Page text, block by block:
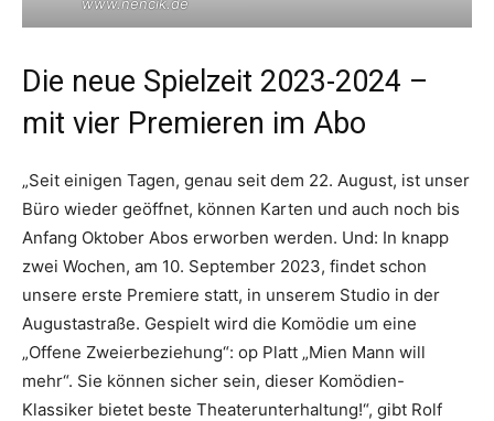
Die neue Spielzeit 2023-2024 –
mit vier Premieren im Abo
„Seit einigen Tagen, genau seit dem 22. August, ist unser
Büro wieder geöffnet, können Karten und auch noch bis
Anfang Oktober Abos erworben werden. Und: In knapp
zwei Wochen, am 10. September 2023, findet schon
unsere erste Premiere statt, in unserem Studio in der
Augustastraße. Gespielt wird die Komödie um eine
„Offene Zweierbeziehung“: op Platt „Mien Mann will
mehr“. Sie können sicher sein, dieser Komödien-
Klassiker bietet beste Theaterunterhaltung!“, gibt Rolf